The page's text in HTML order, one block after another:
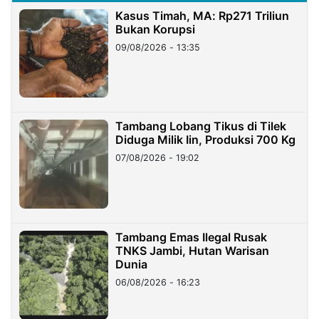
Kasus Timah, MA: Rp271 Triliun
Bukan Korupsi
09/08/2026 - 13:35
Tambang Lobang Tikus di Tilek
Diduga Milik Iin, Produksi 700 Kg
07/08/2026 - 19:02
Tambang Emas Ilegal Rusak
TNKS Jambi, Hutan Warisan
Dunia
06/08/2026 - 16:23